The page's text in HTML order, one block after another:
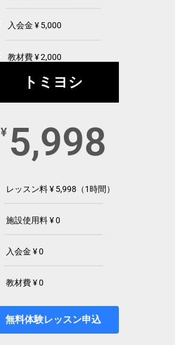
入会金 ¥ 5,000
教材費 ¥ 2,000
トミヨシ
¥ 5,998
レッスン料 ¥ 5,998（1時間）
施設使用料 ¥ 0
入会金 ¥ 0
教材費 ¥ 0
無料体験レッスン申込